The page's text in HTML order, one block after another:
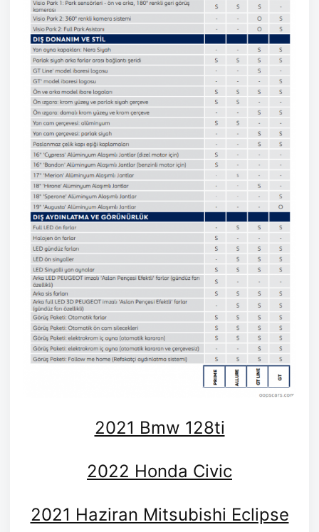
2021 Bmw 128ti
2022 Honda Civic
2021 Haziran Mitsubishi Eclipse